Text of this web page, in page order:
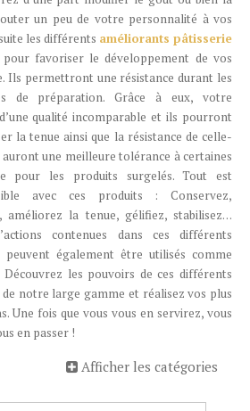
un peu de votre personnalité à vos
les différents améliorants pâtisserie
favoriser le développement de vos
Ils permettront une résistance durant les
de préparation. Grâce à eux, votre
qualité incomparable et ils pourront
la tenue ainsi que la résistance de celle-
auront une meilleure tolérance à certaines
pour les produits surgelés. Tout est
avec ces produits : Conservez,
améliorez la tenue, gélifiez, stabilisez…
contenues dans ces différents
peuvent également être utilisés comme
Découvrez les pouvoirs de ces différents
notre large gamme et réalisez vos plus
Une fois que vous vous en servirez, vous
en passer !
Afficher les catégories